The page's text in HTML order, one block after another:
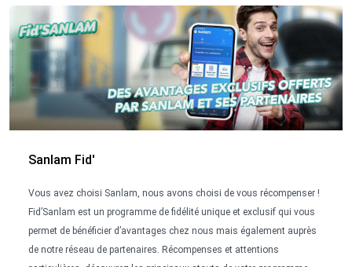
Sanlam Fid'
Vous avez choisi Sanlam, nous avons choisi de vous récompenser !
Fid’Sanlam est un programme de fidélité unique et exclusif qui vous
permet de bénéficier d’avantages chez nous mais également auprès
de notre réseau de partenaires. Récompenses et attentions